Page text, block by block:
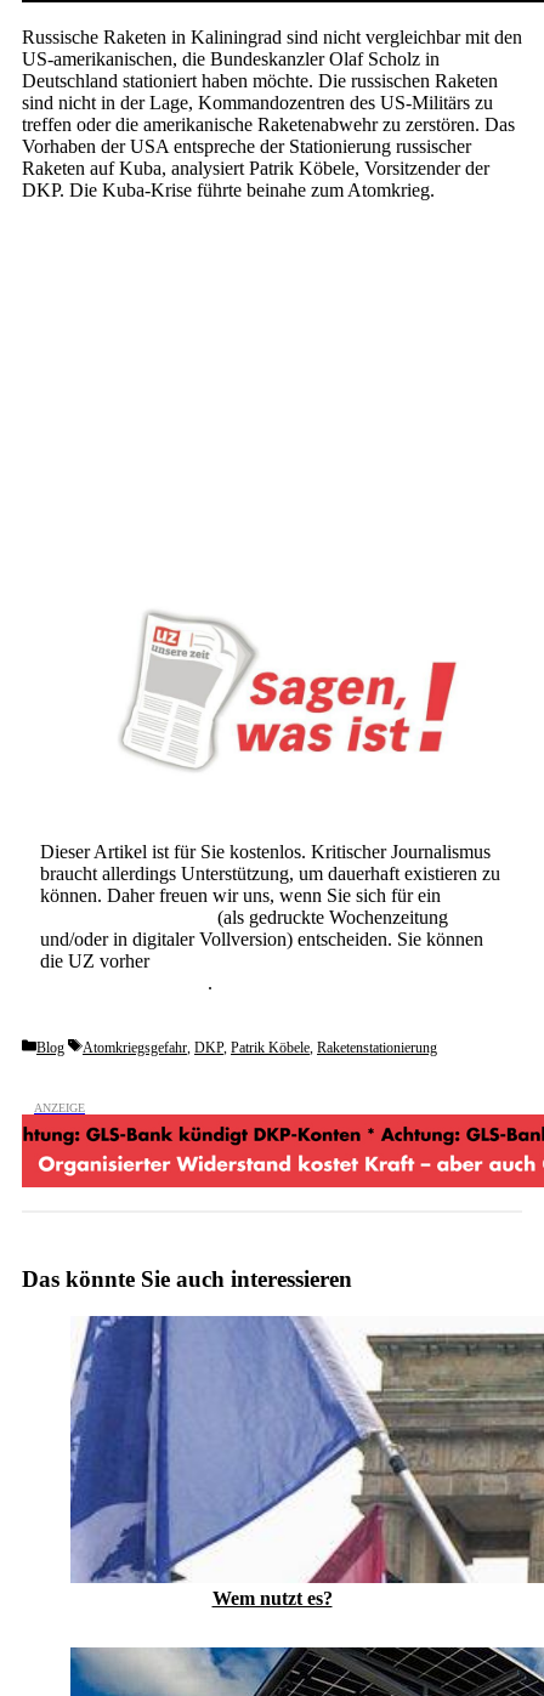
Russische Raketen in Kaliningrad sind nicht vergleichbar mit den
US-amerikanischen, die Bundeskanzler Olaf Scholz in
Deutschland stationiert haben möchte. Die russischen Raketen
sind nicht in der Lage, Kommandozentren des US-Militärs zu
treffen oder die amerikanische Raketenabwehr zu zerstören. Das
Vorhaben der USA entspreche der Stationierung russischer
Raketen auf Kuba, analysiert Patrik Köbele, Vorsitzender der
DKP. Die Kuba-Krise führte beinahe zum Atomkrieg.
Dieser Artikel ist für Sie kostenlos. Kritischer Journalismus
braucht allerdings Unterstützung, um dauerhaft existieren zu
können. Daher freuen wir uns, wenn Sie sich für ein
(als gedruckte Wochenzeitung
und/oder in digitaler Vollversion) entscheiden. Sie können
die UZ vorher
.
Categories
Blog Tags
Atomkriegsgefahr, DKP, Patrik Köbele, Raketenstationierung
Das könnte Sie auch interessieren
Wem nutzt es?